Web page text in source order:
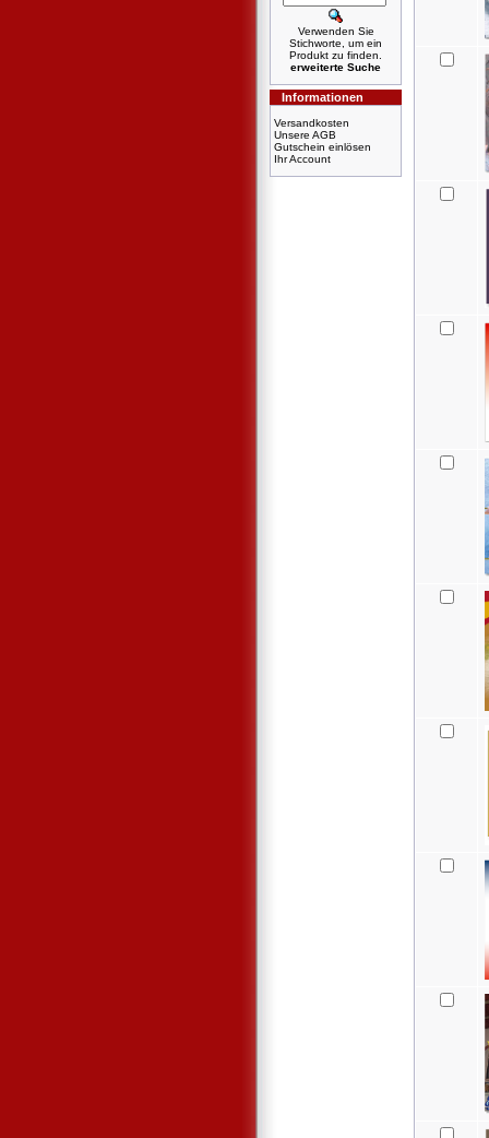
Verwenden Sie
Stichworte, um ein
Produkt zu finden.
erweiterte Suche
Informationen
Versandkosten
Unsere AGB
Gutschein einlösen
Ihr Account